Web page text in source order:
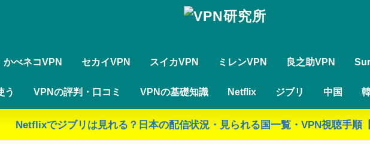
かべネコVPN セカイVPN スイカVPN ミレンVPN 良之助VPN
う VPNの評判・口コミ VPNの基礎知識 Netflix ジブリ 中国
Netflixでジブリは見れる？日本の配信状況・見られる国一覧・VPN視聴手順【